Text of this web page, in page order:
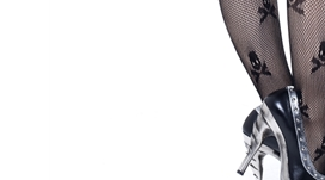
Sale
Gutscheine